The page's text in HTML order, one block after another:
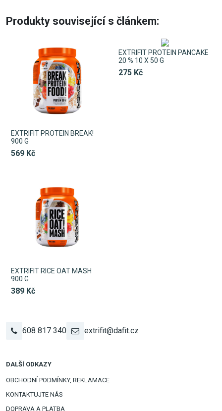
Produkty související s článkem:
EXTRIFIT PROTEIN BREAK!
900 G
569 Kč
EXTRIFIT PROTEIN PANCAKE
20 % 10 X 50 G
275 Kč
EXTRIFIT RICE OAT MASH
900 G
389 Kč
608 817 340 extrifit@dafit.cz
DALŠÍ ODKAZY
OBCHODNÍ PODMÍNKY, REKLAMACE
KONTAKTUJTE NÁS
DOPRAVA A PLATBA